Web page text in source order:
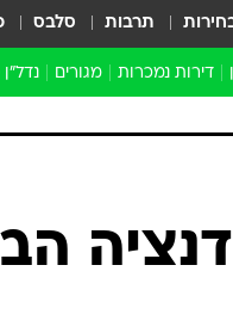
תרבות סלבס
דירות נמכרות מגורים נדל"ן